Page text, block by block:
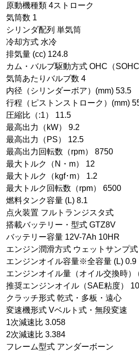
原動機種類 4ストローク
気筒数 1
シリンダ配列 単気筒
冷却方式 水冷
排気量 (cc) 124.8
カム・バルブ駆動方式 OHC（SOHC
気筒あたりバルブ数 4
内径（シリンダーボア）(mm) 53.5
行程（ピストンストローク）(mm)
圧縮比（:1） 11.5
最高出力（kW） 9.2
最高出力（PS） 12.5
最高出力回転数（rpm） 8750
最大トルク（N・m） 12
最大トルク（kgf･m） 1.2
最大トルク回転数（rpm） 6500
燃料タンク容量 (L) 8.1
点火装置 フルトランジスタ式
搭載バッテリー・型式 GTZ8V
バッテリー容量 12V-7Ah 10HR
エンジン潤滑方式 ウェットサンプ式
エンジンオイル容量※全容量 (L) 0.9
エンジンオイル量（オイル交換時）
推奨エンジンオイル（SAE粘度）
クラッチ形式 乾式・多板・遠心
変速機形式 Vベルト式・無段変速
1次減速比 3.058
2次減速比 3.384
フレーム型式 アンダーボーン